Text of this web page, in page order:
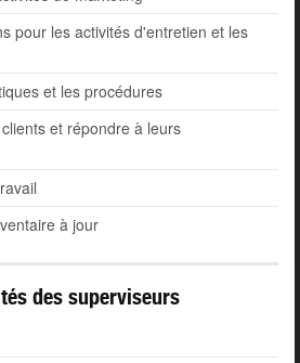
pour les activités d'entretien et les
et les procédures
et répondre à leurs
à jour
des superviseurs